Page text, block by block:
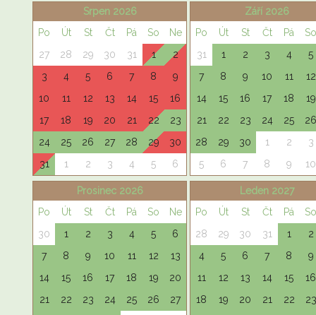
Srpen 2026
Po
Út St Čt Pá So
Ne
27
28 29 30 31 1
2
3
4 5 6 7 8
9
10
11 12 13 14 15
16
17
18 19 20 21 22
23
24
25 26 27 28 29
30
31
1 2 3 4 5 6
Září 2026
Po
Út St Čt Pá
So
31
1 2 3 4
5
7
8 9 10 11
12
14
15 16 17 18
19
21
22 23 24 25
26
28
29 30 1 2
3
5
6 7 8 9 10
Prosinec 2026
Po
Út St Čt Pá So
Ne
30
1 2 3 4 5
6
7
8 9 10 11 12
13
14
15 16 17 18 19
20
21
22 23 24 25 26
27
Leden 2027
Po
Út St Čt Pá
So
28
29 30 31 1
2
4
5 6 7 8
9
11
12 13 14 15
16
18
19 20 21 22
23